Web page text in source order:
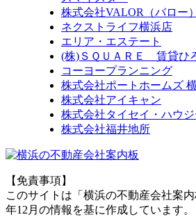
株式会社VALOR（バロー）
ネクストライフ横浜店
エリア・エステート
(株)ＳＱＵＡＲＥ 賃貸ひ
コーヨープランニング
株式会社ポートホームズ
株式会社アイキャン
株式会社タイセイ・ハウ
株式会社福井地所
【免責事項】
このサイトは「横浜の不動産会社案
年12月の情報を基に作成しています